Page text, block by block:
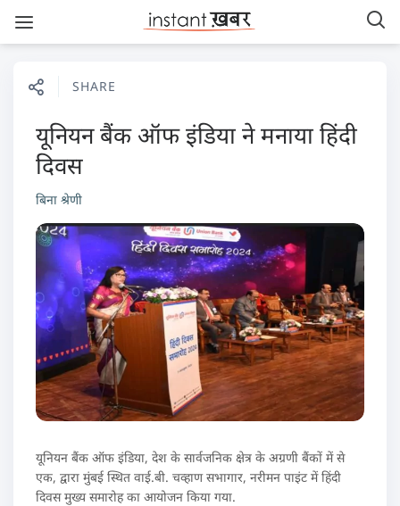
SHARE
यूनियन बैंक ऑफ इंडिया ने मनाया हिंदी
दिवस
बिना श्रेणी
यूनियन बैंक ऑफ इंडिया, देश के सार्वजनिक क्षेत्र के अग्रणी बैंकों में से
एक, द्वारा मुंबई स्थित वाई.बी. चव्‍हाण सभागार, नरीमन पाइंट में हिंदी
दिवस मुख्य समारोह का आयोजन किया गया.